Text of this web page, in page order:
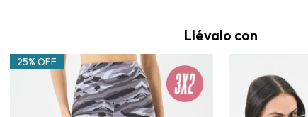
Llévalo con
25% OFF